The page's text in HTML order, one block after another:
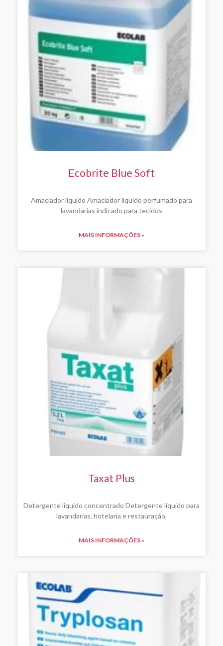
Ecobrite Blue Soft
Amaciador líquido Amaciador líquido perfumado para
lavandarias indicado para tecidos
MAIS INFORMAÇÕES »
Taxat Plus
Detergente liquido concentrado Detergente líquido para
lavandarias, hotelaria e restauração,
MAIS INFORMAÇÕES »